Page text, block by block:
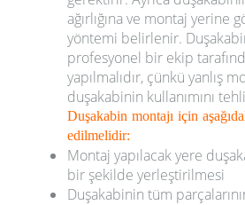
ağırlığına ve montaj yerine
yöntemi belirlenir.
profesyonel bir ekip
yapılmalıdır, çünkü yanlış
duşakabinin kullanımını
Duşakabin montajı için
edilmelidir:
Montaj yapılacak yere
bir şekilde yerleştirilmesi
Duşakabinin tüm